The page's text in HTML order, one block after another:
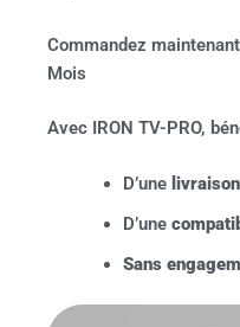
Commandez
Mois
Avec IRON TV-PRO,
D’une
D’une
Sans